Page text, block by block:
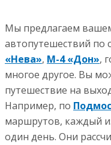
Мы предлагаем
автопутешествий по
«Нева», М-4 «Дон»,
многое другое. Вы
путешествие на
Например, по
маршрутов, каждый
один день. Они